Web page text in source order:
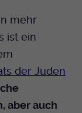
mehr
ist ein
der Juden
aber auch